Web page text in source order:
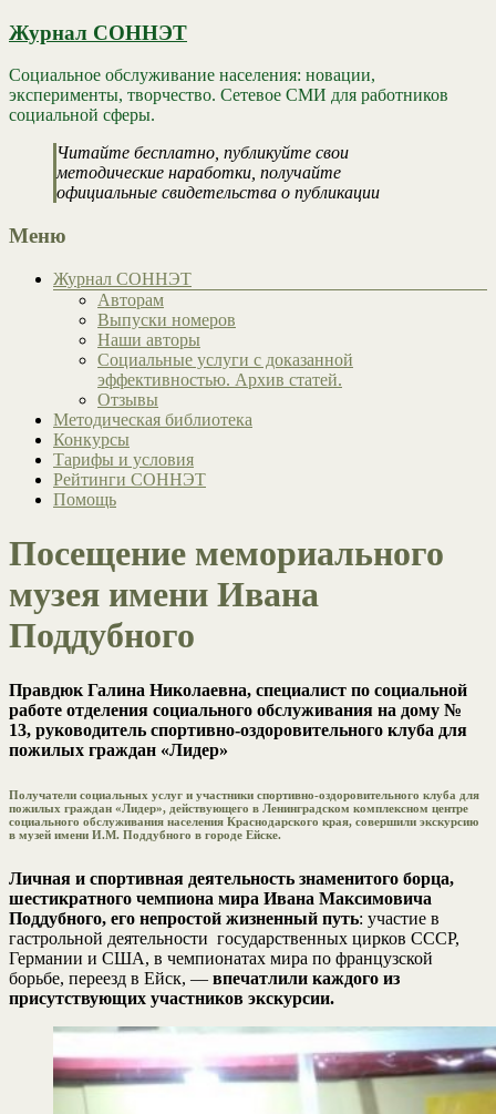
Журнал СОННЭТ
Социальное обслуживание населения: новации,
эксперименты, творчество. Сетевое СМИ для работников
социальной сферы.
Читайте бесплатно, публикуйте свои
методические наработки, получайте
официальные свидетельства о публикации
Меню
Журнал СОННЭТ
Авторам
Выпуски номеров
Наши авторы
Социальные услуги с доказанной
эффективностью. Архив статей.
Отзывы
Методическая библиотека
Конкурсы
Тарифы и условия
Рейтинги СОННЭТ
Помощь
Посещение мемориального
музея имени Ивана
Поддубного
Правдюк Галина Николаевна, специалист по социальной
работе отделения социального обслуживания на дому №
13, руководитель спортивно-оздоровительного клуба для
пожилых граждан «Лидер»
Получатели социальных услуг и участники спортивно-оздоровительного клуба для
пожилых граждан «Лидер», действующего в Ленинградском комплексном центре
социального обслуживания населения Краснодарского края, совершили экскурсию
в музей имени И.М. Поддубного в городе Ейске.
Личная и спортивная деятельность знаменитого борца,
шестикратного чемпиона мира Ивана Максимовича
Поддубного, его непростой жизненный путь: участие в
гастрольной деятельности государственных цирков СССР,
Германии и США, в чемпионатах мира по французской
борьбе, переезд в Ейск, — впечатлили каждого из
присутствующих участников экскурсии.